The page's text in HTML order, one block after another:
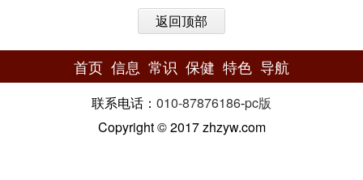
返回顶部
首页 信息 常识 保健 特色 导航
联系电话： 010-87876186-pc版
Copyright © 2017 zhzyw.com